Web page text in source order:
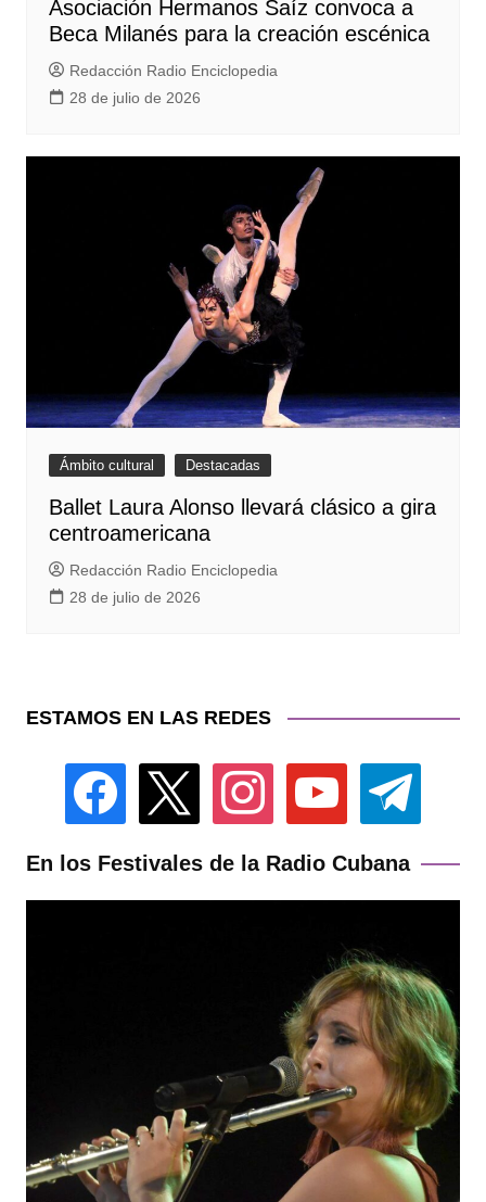
Asociación Hermanos Saíz convoca a
Beca Milanés para la creación escénica
Redacción Radio Enciclopedia
28 de julio de 2026
Ámbito cultural Destacadas
Ballet Laura Alonso llevará clásico a gira
centroamericana
Redacción Radio Enciclopedia
28 de julio de 2026
ESTAMOS EN LAS REDES
facebook instagram youtube telegram
En los Festivales de la Radio Cubana